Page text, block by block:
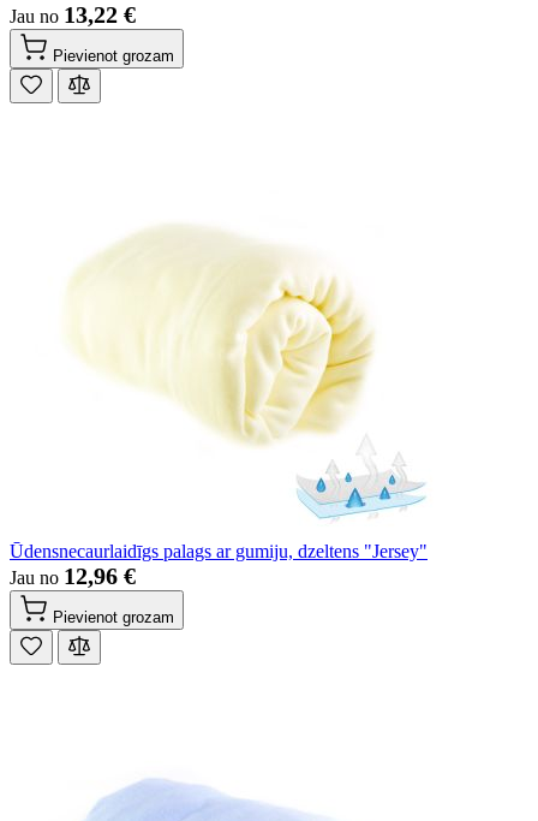
Jau no 13,22 €
Pievienot grozam
Ūdensnecaurlaidīgs palags ar gumiju, dzeltens "Jersey"
Jau no 12,96 €
Pievienot grozam